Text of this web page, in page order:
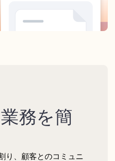
務を簡
り、顧客とのコミュニ